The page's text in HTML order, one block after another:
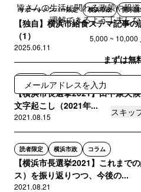
サポートメンバー限定 横浜市政 開示
【独自】横浜市給食ステマ記事
（1）
2025.06.11
文字起こし
【横浜市長選挙2021】田中康夫
文字起こし（2021年...
2021.08.15
読者限定 横浜市政 コラム
【横浜市長選挙2021】これまで
ス）を振り返りつつ、今後の...
2021.08.21
皆さんの生活に関わる政策や報
理解できるよう工夫し
5,000 ~ 10,000
まずは無
スキッ